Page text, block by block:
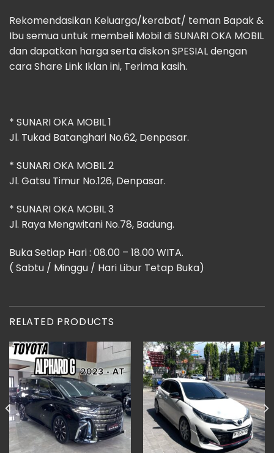
Rekomendasikan Keluarga/kerabat/ teman Bapak &
Ibu semua untuk membeli Mobil di SUNARI OKA MOBIL
dan dapatkan harga serta diskon SPESIAL dengan
cara Share Link Iklan ini, Terima kasih.
* SUNARI OKA MOBIL 1
Jl. Tukad Batanghari No.62, Denpasar.
* SUNARI OKA MOBIL 2
Jl. Gatsu Timur No.126, Denpasar.
* SUNARI OKA MOBIL 3
Jl. Raya Mengwitani No.78, Badung.
Buka Setiap Hari : 08.00 – 18.00 WITA.
( Sabtu / Minggu / Hari Libur Tetap Buka)
RELATED PRODUCTS